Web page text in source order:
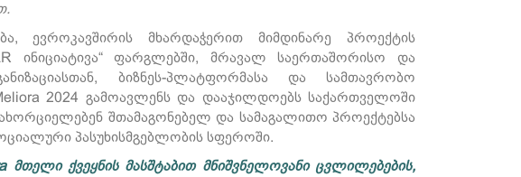
ევროკავშირის მხარდაჭერით მიმდინარე პროექტის
ინიციატივა“ ფარგლებში, მრავალ საერთაშორისო და
ბიზნეს-პლატფორმასა და სამთავრობო
2024 გამოავლენს და დააჯილდოებს საქართველოში
შთამაგონებელ და სამაგალითო პროექტებსა
პასუხისმგებლობის სფეროში.
მთელი ქვეყნის მასშტაბით მნიშვნელოვანი ცვლილებების,